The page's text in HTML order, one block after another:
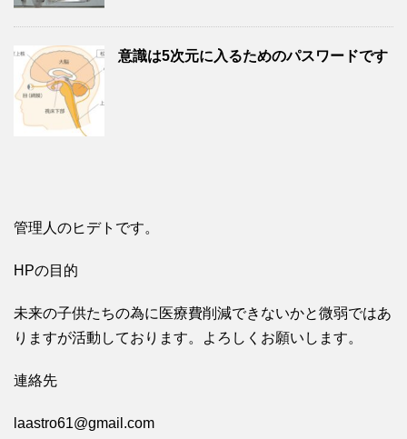
意識は5次元に入るためのパスワードです
管理人のヒデトです。
HPの目的
未来の子供たちの為に医療費削減できないかと微弱ではあ
りますが活動しております。よろしくお願いします。
連絡先
laastro61@gmail.com